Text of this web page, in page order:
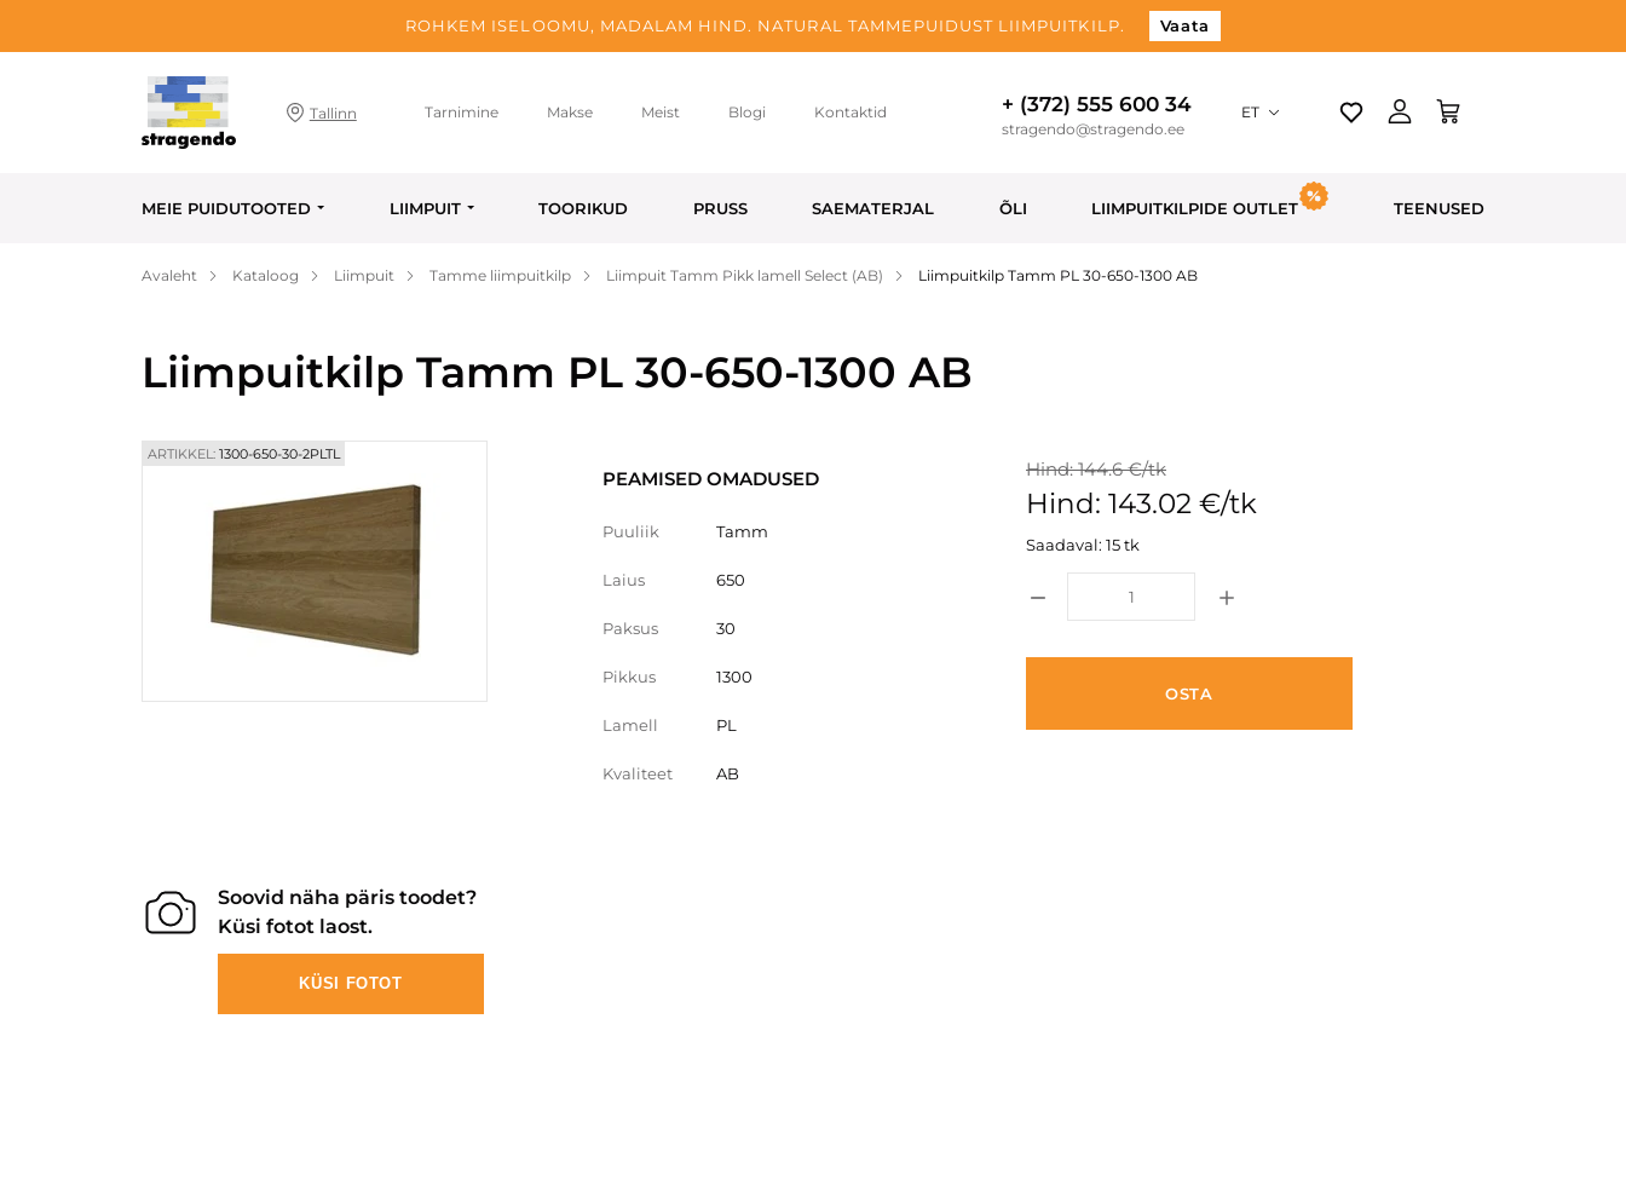
ROHKEM ISELOOMU, MADALAM HIND. NATURAL TAMMEPUIDUST LIIMPUITKILP. Vaata
Tallinn Tarnimine Makse Meist Blogi Kontaktid + (372) 555 600 34
stragendo@stragendo.ee
ET
MEIE PUIDUTOOTED LIIMPUIT TOORIKUD PRUSS SAEMATERJAL ÕLI LIIMPUITKILPIDE OUTLET TEENUSED
Avaleht Kataloog Liimpuit Tamme liimpuitkilp Liimpuit Tamm Pikk lamell Select (AB) Liimpuitkilp Tamm PL 30-650-1300 AB
Liimpuitkilp Tamm PL 30-650-1300 AB
ARTIKKEL: 1300-650-30-2PLTL
PEAMISED OMADUSED
Puuliik Tamm
Laius 650
Paksus 30
Pikkus 1300
Lamell PL
Kvaliteet AB
Hind: 144.6 €/tk
Hind: 143.02 €/tk
Saadaval: 15 tk
OSTA
Soovid näha päris toodet?
Küsi fotot laost.
KÜSI FOTOT